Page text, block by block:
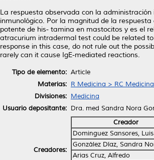
La respuesta observada con la
inmunológico. Por la magnitud de la
potente de his- tamina en mastocitos y es el
atracurium intradermal test could be related
response in this case, do not rule out the
rarely can it cause IgE-mediated reactions.
Tipo de elemento: Article
Materias: R Medicina > RC
Divisiones: Medicina
Usuario depositante: Dra. med Sandra Nora
Creadores:
Creador
Dominguez Sansores,
González Díaz, Sandra
Arias Cruz, Alfredo